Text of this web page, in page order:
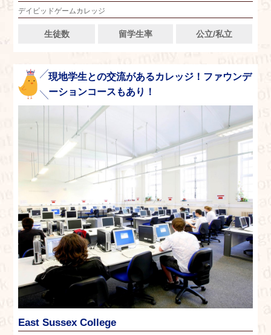
デイビッドゲームカレッジ
生徒数 留学生率 公立/私立
現地学生との交流があるカレッジ！ファウンデ
ーションコースもあり！
East Sussex College